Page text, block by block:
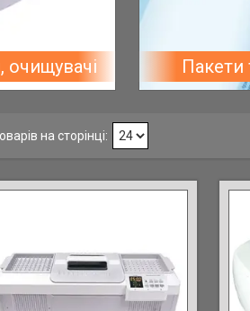
очищувачі Пакети